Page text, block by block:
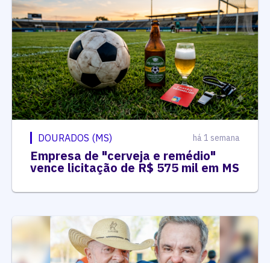
DOURADOS (MS) há 1 semana
Empresa de "cerveja e remédio"
vence licitação de R$ 575 mil em MS